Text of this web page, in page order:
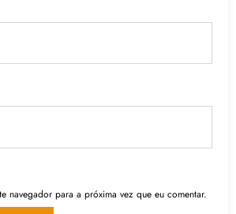
navegador para a próxima vez que eu comentar.